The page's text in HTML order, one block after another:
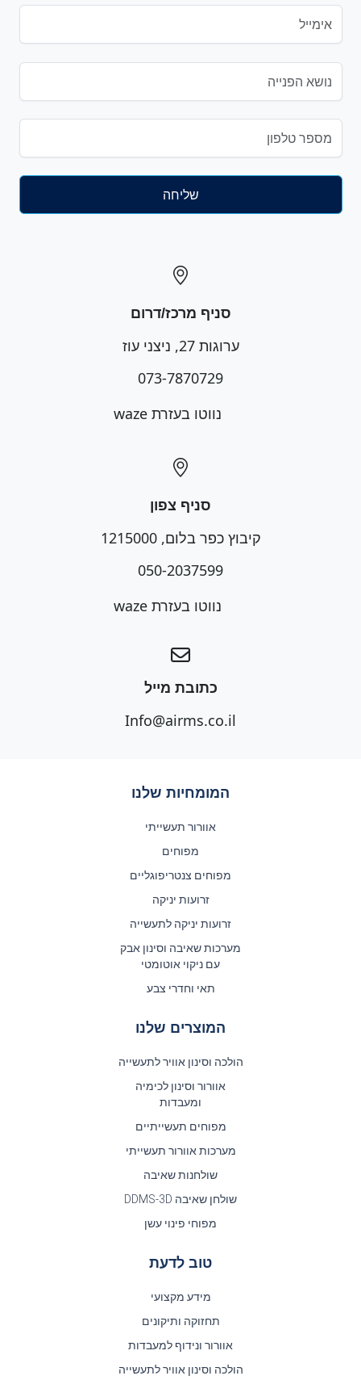
סניף מרכז/דרום
ערוגות 27, ניצני עוז
073-7870729
נווטו בעזרת waze
סניף צפון
קיבוץ כפר בלום, 1215000
050-2037599
נווטו בעזרת waze
כתובת מייל
Info@airms.co.il
המומחיות שלנו
אוורור תעשייתי
מפוחים
מפוחים צנטריפוגליים
זרועות יניקה
זרועות יניקה לתעשייה
מערכות שאיבה וסינון אבק
עם ניקוי אוטומטי
תאי וחדרי צבע
המוצרים שלנו
הולכה וסינון אוויר לתעשייה
אוורור וסינון לכימיה
ומעבדות
מפוחים תעשייתיים
מערכות אוורור תעשייתי
שולחנות שאיבה
שולחן שאיבה DDMS-3D
מפוחי פינוי עשן
טוב לדעת
מידע מקצועי
תחזוקה ותיקונים
אוורור ונידוף למעבדות
הולכה וסינון אוויר לתעשייה